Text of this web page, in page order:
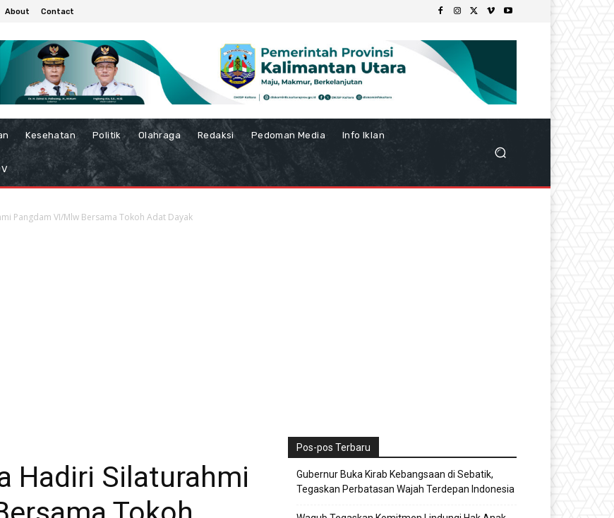
About Contact
Kesehatan Politik Olahraga Redaksi Pedoman Media Info Iklan
Pangdam VI/Mlw Bersama Tokoh Adat Dayak
Hadiri Silaturahmi
Pos-pos Terbaru
Gubernur Buka Kirab Kebangsaan di Sebatik,
Tegaskan Perbatasan Wajah Terdepan Indonesia